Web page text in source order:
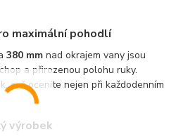
maximální pohodlí
380 mm nad okrajem vany jsou
a přirozenou polohu ruky.
což oceníte nejen při každodenním
výrobek